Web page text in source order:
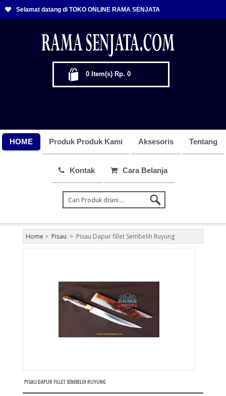
Selamat datang di TOKO ONLINE RAMA SENJATA
0 Item(s) Rp. 0
HOME Produk Produk Kami Aksesoris Tentang
Kontak Cara Belanja
Home > Pisau > Pisau Dapur fillet Sembelih Ruyung
PISAU DAPUR FILLET SEMBELIH RUYUNG